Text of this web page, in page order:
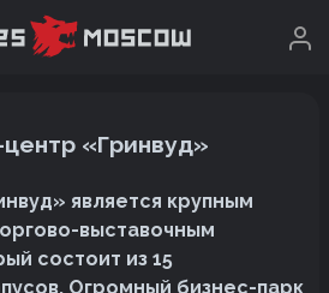
«Гринвуд»
является крупным
выставочным
состоит из 15
Огромный бизнес-парк